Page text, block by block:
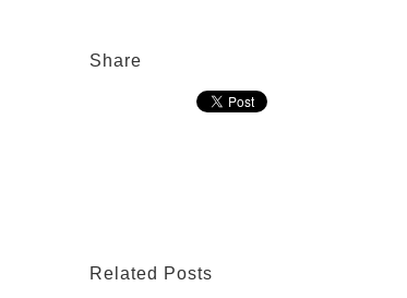
Share
Related Posts